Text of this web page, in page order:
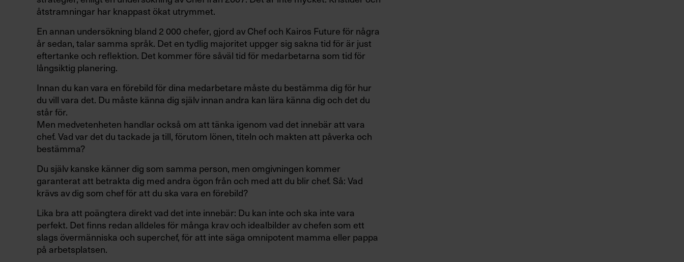
åtstramningar har knappast ökat utrymmet.
En annan undersökning bland 2 000 chefer, gjord av Chef och Kairos Future för några
år sedan, talar samma språk. Det en tydlig majoritet uppger sig sakna tid för är just
eftertanke och reflektion. Det kommer före såväl tid för medarbetarna som tid för
långsiktig planering.
Innan du kan vara en förebild för dina medarbetare måste du bestämma dig för hur
du vill vara det. Du måste känna dig själv innan andra kan lära känna dig och det du
står för.
Men medvetenheten handlar också om att tänka igenom vad det innebär att vara
chef. Vad var det du tackade ja till, förutom lönen, titeln och makten att påverka och
bestämma?
Du själv kanske känner dig som samma person, men omgivningen kommer
garanterat att betrakta dig med andra ögon från och med att du blir chef. Så: Vad
krävs av dig som chef för att du ska vara en förebild?
Lika bra att poängtera direkt vad det inte innebär: Du kan inte och ska inte vara
perfekt. Det finns redan alldeles för många krav och idealbilder av chefen som ett
slags övermänniska och superchef, för att inte säga omnipotent mamma eller pappa
på arbetsplatsen.